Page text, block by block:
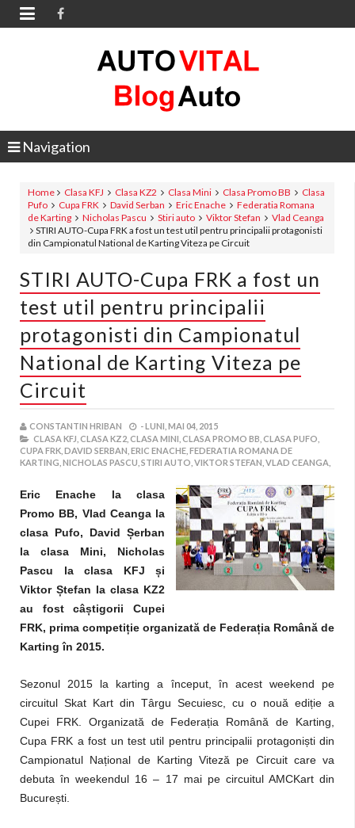

Navigation
Home Clasa KFJ Clasa KZ2 Clasa Mini Clasa Promo BB
Clasa
Pufo
Cupa FRK David Serban Eric Enache
Federatia Romana
de Karting
Nicholas Pascu Stiri auto Viktor Stefan
Vlad Ceanga
STIRI AUTO-Cupa FRK a fost un test util pentru principalii protagonisti
din Campionatul National de Karting Viteza pe Circuit
STIRI AUTO-Cupa FRK a fost un
test util pentru principalii
protagonisti din Campionatul
National de Karting Viteza pe
Circuit
CONSTANTIN HRIBAN -LUNI, MAI 04, 2015
CLASA KFJ, CLASA KZ2, CLASA MINI, CLASA PROMO BB, CLASA PUFO,
CUPA FRK, DAVID SERBAN, ERIC ENACHE, FEDERATIA ROMANA DE
KARTING, NICHOLAS PASCU, STIRI AUTO, VIKTOR STEFAN, VLAD CEANGA,
Eric Enache la clasa
Promo BB, Vlad Ceanga la
clasa Pufo, David Șerban
la clasa Mini, Nicholas
Pascu la clasa KFJ și
Viktor Ștefan la clasa KZ2
au fost câștigorii Cupei
FRK, prima competiție organizată de Federația Română de
Karting în 2015.
Sezonul 2015 la karting a început, în acest weekend pe
circuitul Skat Kart din Târgu Secuiesc, cu o nouă ediție a
Cupei FRK. Organizată de Federația Română de Karting,
Cupa FRK a fost un test util pentru principalii protagoniști din
Campionatul Național de Karting Viteză pe Circuit care va
debuta în weekendul 16 – 17 mai pe circuitul AMCKart din
București.